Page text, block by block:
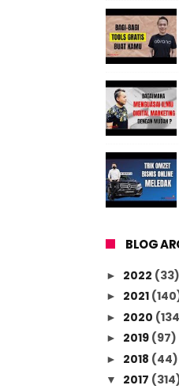
BLOG
► 2022 (33)
► 2021
► 2020
► 2019 (97)
► 2018 (44)
▼ 2017